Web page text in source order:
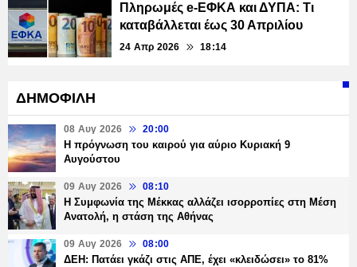
Πληρωμές e-ΕΦΚΑ και ΔΥΠΑ: Τι
καταβάλλεται έως 30 Απριλίου
24 Απρ 2026 18:14
ΔΗΜΟΦΙΛΗ
08 Αυγ 2026 20:00
Η πρόγνωση του καιρού για αύριο Κυριακή 9
Αυγούστου
09 Αυγ 2026 08:10
Η Συμφωνία της Μέκκας αλλάζει ισορροπίες στη Μέση
Ανατολή, η στάση της Αθήνας
09 Αυγ 2026 08:00
ΔΕΗ: Πατάει γκάζι στις ΑΠΕ, έχει «κλειδώσει» το 81%